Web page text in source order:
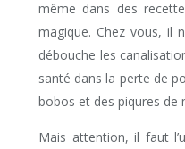
même dans des
magique. Chez vous, il
débouche les
santé dans la perte de
bobos et des piqures de
Mais attention, il faut